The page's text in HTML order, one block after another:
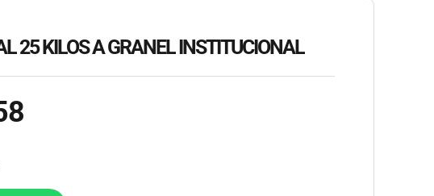
25 KILOS A GRANEL INSTITUCIONAL